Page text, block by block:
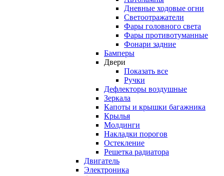
Дневные ходовые огни
Светоотражатели
Фары головного света
Фары противотуманные
Фонари задние
Бамперы
Двери
Показать все
Ручки
Дефлекторы воздушные
Зеркала
Капоты и крышки багажника
Крылья
Молдинги
Накладки порогов
Остекление
Решетка радиатора
Двигатель
Электроника